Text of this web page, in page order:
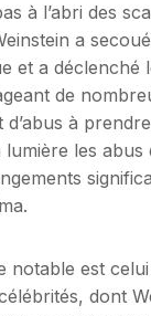
à l’abri des
a
et a déclenché
de
à
lumière les
notable est celui
dont